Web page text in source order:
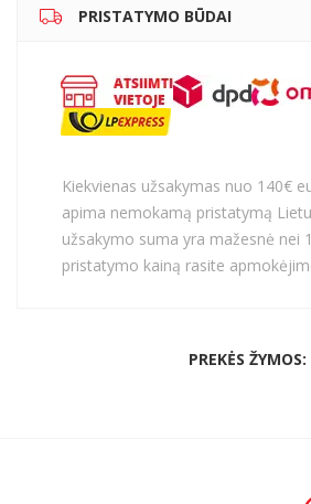
PRISTATYMO BŪDAI
Kiekvienas užsakymas nuo 140€
apima nemokamą pristatymą
užsakymo suma yra mažesnė nei
pristatymo kainą rasite
PREKĖS ŽYMOS: